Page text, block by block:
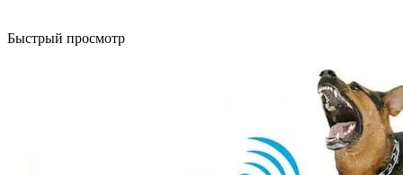
Быстрый просмотр